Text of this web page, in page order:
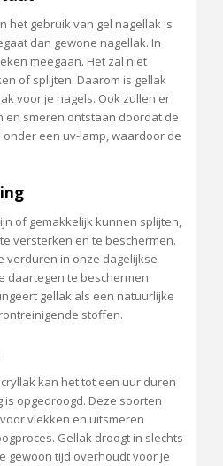
het gebruik van gel nagellak is
dan gewone nagellak. In
meegaan. Het zal niet
of splijten. Daarom is gellak
voor je nagels. Ook zullen er
en smeren ontstaan ​​doordat de
een uv-lamp, waardoor de
of gemakkelijk kunnen splijten,
versterken en te beschermen.
verduren in onze dagelijkse
daartegen te beschermen.
gellak als een natuurlijke
stoffen.
kan het tot een uur duren
opgedroogd. Deze soorten
vlekken en uitsmeren
Gellak droogt in slechts
gewoon tijd overhoudt voor je